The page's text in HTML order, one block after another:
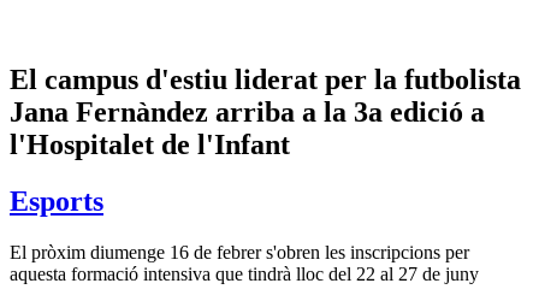
El campus d'estiu liderat per la futbolista
Jana Fernàndez arriba a la 3a edició a
l'Hospitalet de l'Infant
Esports
El pròxim diumenge 16 de febrer s'obren les inscripcions per
aquesta formació intensiva que tindrà lloc del 22 al 27 de juny